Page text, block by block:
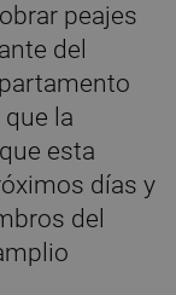
peajes
del
la
esta
días y
del